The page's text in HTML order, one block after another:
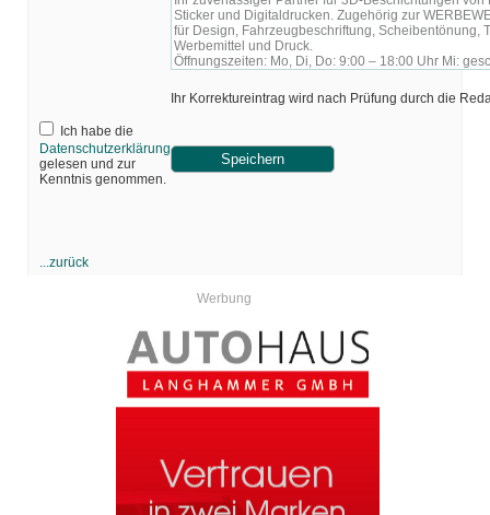
Ihr Korrektureintrag wird nach Prüfung durch die
Ich habe die
Datenschutzerklärung
gelesen und zur
Kenntnis genommen.
...zurück
Werbung